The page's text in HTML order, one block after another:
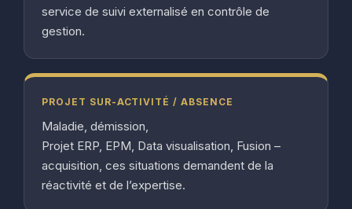
service de suivi externalisé en contrôle de
gestion.
PROJET SUR-ACTIVITÉ / ABSENCE
Maladie, démission,
Projet ERP, EPM, Data visualisation, Fusion –
acquisition, ces situations demandent de la
réactivité et de l’expertise.